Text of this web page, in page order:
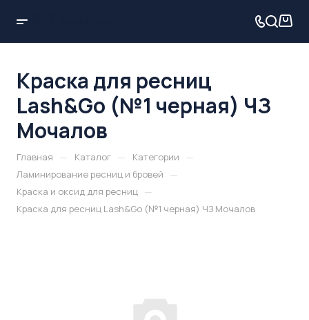
Краска для ресниц
Lash&Go (№1 черная) ЧЗ
Мочалов
Главная — Каталог — Категории —
Ламинирование ресниц и бровей —
Краска и оксид для ресниц —
Краска для ресниц Lash&Go (№1 черная) ЧЗ Мочалов